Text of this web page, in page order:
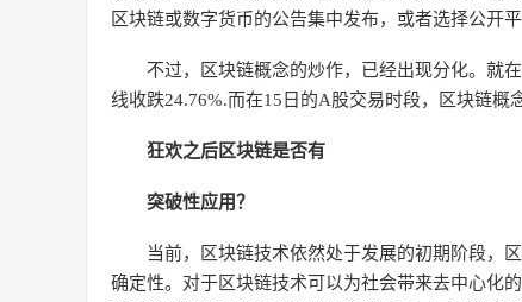
区块链或数字货币的公告集中发布，或者选择公开
不过，区块链概念的炒作，已经出现分化。就
线收跌24.76%.而在15日的A股交易时段，区块链概
狂欢之后区块链是否有
突破性应用？
当前，区块链技术依然处于发展的初期阶段，
确定性。对于区块链技术可以为社会带来去中心化